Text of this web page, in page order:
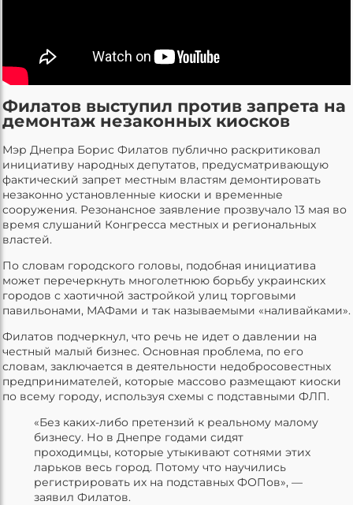
Филатов выступил против запрета на
демонтаж незаконных киосков
Мэр Днепра Борис Филатов публично раскритиковал
инициативу народных депутатов, предусматривающую
фактический запрет местным властям демонтировать
незаконно установленные киоски и временные
сооружения. Резонансное заявление прозвучало 13 мая во
время слушаний Конгресса местных и региональных
властей.
По словам городского головы, подобная инициатива
может перечеркнуть многолетнюю борьбу украинских
городов с хаотичной застройкой улиц торговыми
павильонами, МАФами и так называемыми «наливайками».
Филатов подчеркнул, что речь не идет о давлении на
честный малый бизнес. Основная проблема, по его
словам, заключается в деятельности недобросовестных
предпринимателей, которые массово размещают киоски
по всему городу, используя схемы с подставными ФЛП.
«Без каких-либо претензий к реальному малому
бизнесу. Но в Днепре годами сидят
проходимцы, которые утыкивают сотнями этих
ларьков весь город. Потому что научились
регистрировать их на подставных ФОПов», —
заявил Филатов.